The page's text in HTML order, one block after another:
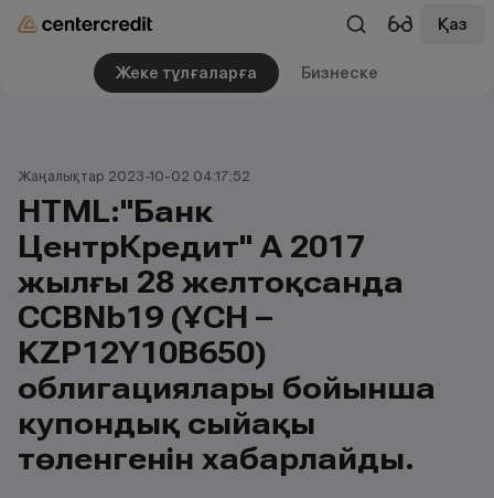
Қаз
Жеке тұлғаларға Бизнеске
Жаңалықтар 2023-10-02 04:17:52
HTML:"Банк
ЦентрКредит" АҚ 2017
жылғы 28 желтоқсанда
CCBNb19 (ҰСН –
KZP12Y10B650)
облигациялары бойынша
купондық сыйақы
төленгенін хабарлайды.